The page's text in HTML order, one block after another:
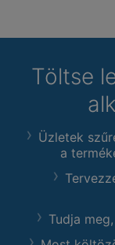
Töltse
Üzletek
a
Tudja